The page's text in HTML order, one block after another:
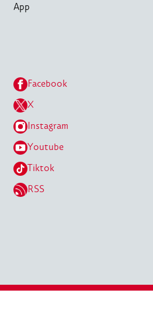
App
Facebook
X
Instagram
Youtube
Tiktok
RSS